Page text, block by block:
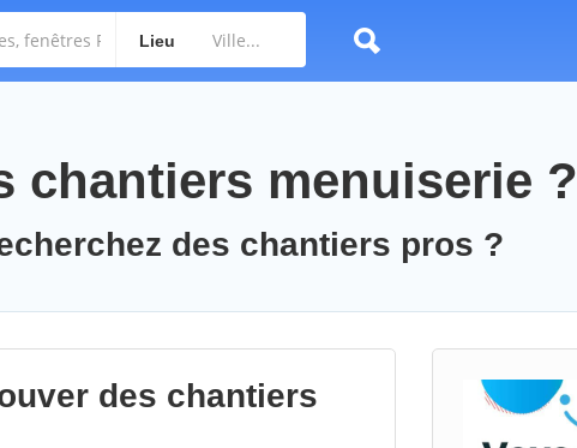
Lieu
chantiers menuiserie ?
des chantiers pros ?
des chantiers